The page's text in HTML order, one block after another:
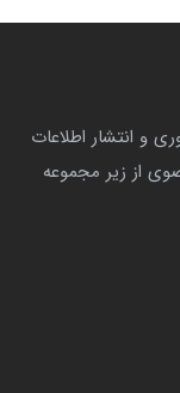
با هدف جمع آوری و انتشار اطلاعات
از زیر مجموعه